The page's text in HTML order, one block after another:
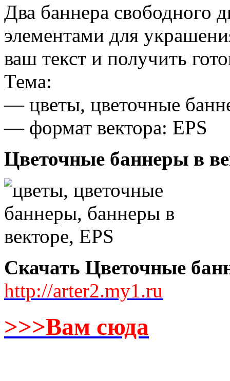
Два баннера свободного
элементами для
ваш текст и получить
Тема:
— цветы, цветочные
— формат вектора: EPS
Цветочные баннеры в
Скачать Цветочные
http://arter2.my1.ru
>>>Вам сюда